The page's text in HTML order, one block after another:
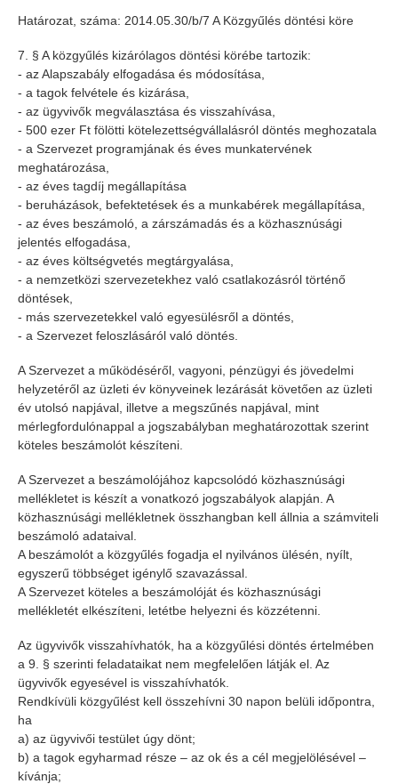
Határozat, száma: 2014.05.30/b/7 A Közgyűlés döntési köre
7. § A közgyűlés kizárólagos döntési körébe tartozik:
- az Alapszabály elfogadása és módosítása,
- a tagok felvétele és kizárása,
- az ügyvivők megválasztása és visszahívása,
- 500 ezer Ft fölötti kötelezettségvállalásról döntés meghozatala
- a Szervezet programjának és éves munkatervének
meghatározása,
- az éves tagdíj megállapítása
- beruházások, befektetések és a munkabérek megállapítása,
- az éves beszámoló, a zárszámadás és a közhasznúsági
jelentés elfogadása,
- az éves költségvetés megtárgyalása,
- a nemzetközi szervezetekhez való csatlakozásról történő
döntések,
- más szervezetekkel való egyesülésről a döntés,
- a Szervezet feloszlásáról való döntés.
A Szervezet a működéséről, vagyoni, pénzügyi és jövedelmi
helyzetéről az üzleti év könyveinek lezárását követően az üzleti
év utolsó napjával, illetve a megszűnés napjával, mint
mérlegfordulónappal a jogszabályban meghatározottak szerint
köteles beszámolót készíteni.
A Szervezet a beszámolójához kapcsolódó közhasznúsági
mellékletet is készít a vonatkozó jogszabályok alapján. A
közhasznúsági mellékletnek összhangban kell állnia a számviteli
beszámoló adataival.
A beszámolót a közgyűlés fogadja el nyilvános ülésén, nyílt,
egyszerű többséget igénylő szavazással.
A Szervezet köteles a beszámolóját és közhasznúsági
mellékletét elkészíteni, letétbe helyezni és közzétenni.
Az ügyvivők visszahívhatók, ha a közgyűlési döntés értelmében
a 9. § szerinti feladataikat nem megfelelően látják el. Az
ügyvivők egyesével is visszahívhatók.
Rendkívüli közgyűlést kell összehívni 30 napon belüli időpontra,
ha
a) az ügyvivői testület úgy dönt;
b) a tagok egyharmad része – az ok és a cél megjelölésével –
kívánja;